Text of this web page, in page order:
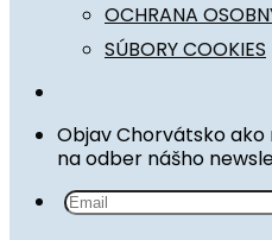
OCHRANA
SÚBORY COOKIES
Objav Chorvátsko
na odber nášho